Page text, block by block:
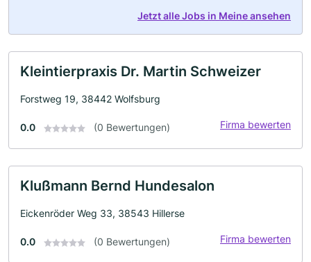
Jetzt alle Jobs in Meine ansehen
Kleintierpraxis Dr. Martin Schweizer
Forstweg 19, 38442 Wolfsburg
0.0 (0 Bewertungen) Firma bewerten
Klußmann Bernd Hundesalon
Eickenröder Weg 33, 38543 Hillerse
0.0 (0 Bewertungen) Firma bewerten